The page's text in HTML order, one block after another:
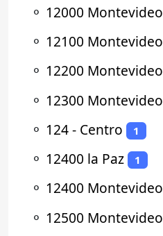
⚬ 12000 Montevideo
⚬ 12100 Montevideo
⚬ 12200 Montevideo
⚬ 12300 Montevideo
⚬ 124 - Centro 1
⚬ 12400 la Paz 1
⚬ 12400 Montevideo
⚬ 12500 Montevideo